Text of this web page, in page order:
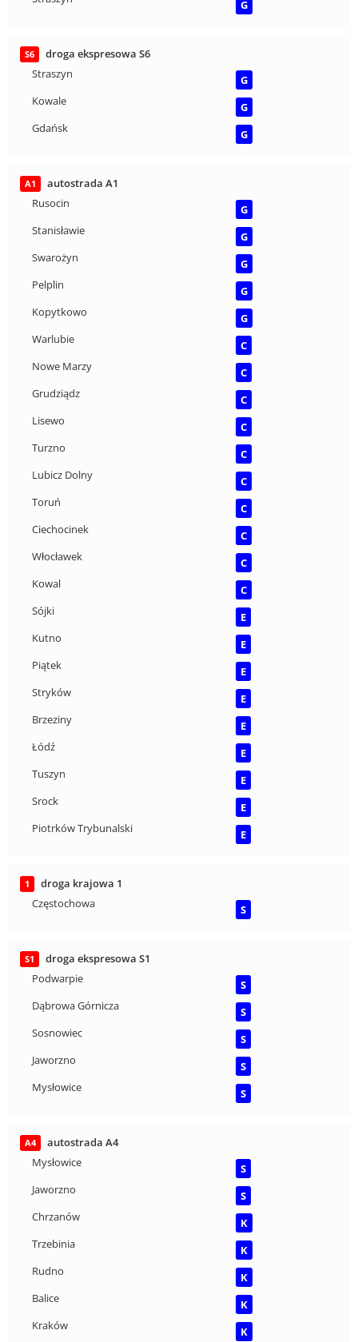
G
S6
droga ekspresowa S6
Straszyn
G
Kowale
G
Gdańsk
G
A1
autostrada A1
Rusocin
G
Stanisławie
G
Swarożyn
G
Pelplin
G
Kopytkowo
G
Warlubie
C
Nowe Marzy
C
Grudziądz
C
Lisewo
C
Turzno
C
Lubicz Dolny
C
Toruń
C
Ciechocinek
C
Włocławek
C
Kowal
C
Sójki
E
Kutno
E
Piątek
E
Stryków
E
Brzeziny
E
Łódź
E
Tuszyn
E
Srock
E
Piotrków Trybunalski
E
1
droga krajowa 1
Częstochowa
S
S1
droga ekspresowa S1
Podwarpie
S
Dąbrowa Górnicza
S
Sosnowiec
S
Jaworzno
S
Mysłowice
S
A4
autostrada A4
Mysłowice
S
Jaworzno
S
Chrzanów
K
Trzebinia
K
Rudno
K
Balice
K
Kraków
K